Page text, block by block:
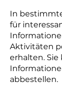
In
für
Aktivitäten
erhalten. Sie
abbestellen.